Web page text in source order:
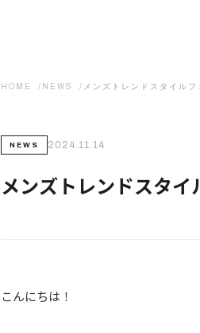
HOME NEWS メンズトレンドスタイル
NEWS 2024.11.14
メンズトレンドスタ
こんにちは！